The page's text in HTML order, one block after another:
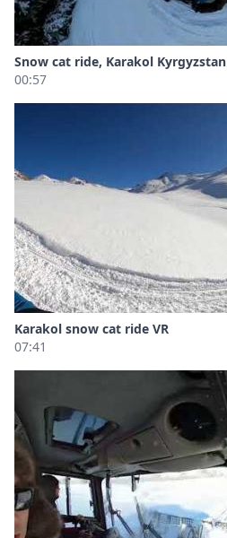
Snow cat ride, Karakol Kyrgyzstan
00:57
Karakol snow cat ride VR
07:41